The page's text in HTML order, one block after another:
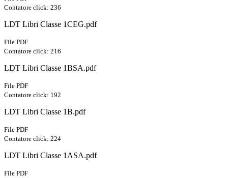
Contatore click: 236
LDT Libri Classe 1CEG.pdf
File PDF
Contatore click: 216
LDT Libri Classe 1BSA.pdf
File PDF
Contatore click: 192
LDT Libri Classe 1B.pdf
File PDF
Contatore click: 224
LDT Libri Classe 1ASA.pdf
File PDF